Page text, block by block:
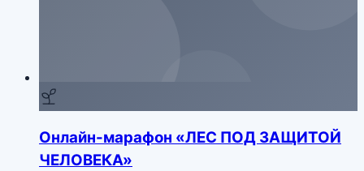
Онлайн-марафон «ЛЕС ПОД ЗАЩИТОЙ
ЧЕЛОВЕКА»